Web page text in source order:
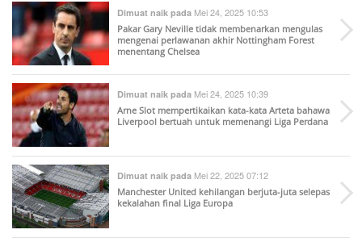
Dimuat naik pada Mei 24, 2025 10:53
Pakar Gary Neville tidak membenarkan mengulas
mengenai perlawanan akhir Nottingham Forest
menentang Chelsea
Dimuat naik pada Mei 24, 2025 10:39
Arne Slot mempertikaikan kata-kata Arteta bahawa
Liverpool bertuah untuk memenangi Liga Perdana
Dimuat naik pada Mei 22, 2025 07:12
Manchester United kehilangan berjuta-juta selepas
kekalahan final Liga Europa